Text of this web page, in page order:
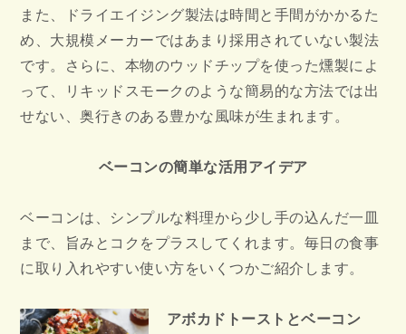
また、ドライエイジング製法は時間と手間がかかるた
め、大規模メーカーではあまり採用されていない製法
です。さらに、本物のウッドチップを使った燻製によ
って、リキッドスモークのような簡易的な方法では出
せない、奥行きのある豊かな風味が生まれます。
ベーコンの簡単な活用アイデア
ベーコンは、シンプルな料理から少し手の込んだ一皿
まで、旨みとコクをプラスしてくれます。毎日の食事
に取り入れやすい使い方をいくつかご紹介します。
アボカドトーストとベーコン